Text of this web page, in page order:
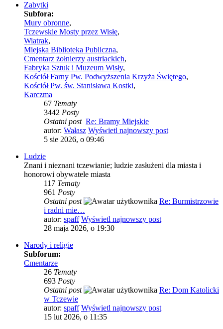
Zabytki
Subfora:
Mury obronne,
Tczewskie Mosty przez Wisłę,
Wiatrak,
Miejska Biblioteka Publiczna,
Cmentarz żołnierzy austriackich,
Fabryka Sztuk i Muzeum Wisły,
Kościół Farny Pw. Podwyższenia Krzyża Świętego,
Kościół Pw. św. Stanisława Kostki,
Karczma
67 Tematy
3442 Posty
Ostatni post Re: Bramy Miejskie
autor: Wałasz Wyświetl najnowszy post
5 sie 2026, o 09:46
Ludzie
Znani i nieznani tczewianie; ludzie zasłużeni dla miasta i
honorowi obywatele miasta
117 Tematy
961 Posty
Ostatni post
Re: Burmistrzowie
i radni mie…
autor: spaff Wyświetl najnowszy post
28 maja 2026, o 19:30
Narody i religie
Subforum:
Cmentarze
26 Tematy
693 Posty
Ostatni post
Re: Dom Katolicki
w Tczewie
autor: spaff Wyświetl najnowszy post
15 lut 2026, o 11:35